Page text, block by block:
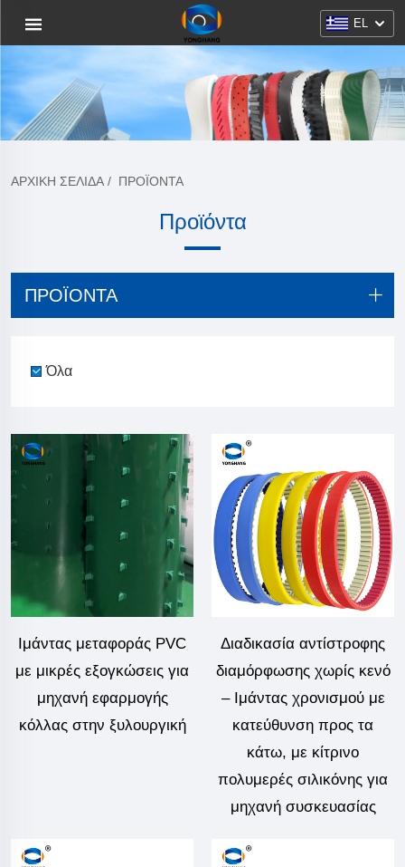
EL
ΑΡΧΙΚΉ ΣΕΛΊΔΑ / ΠΡΟΪΌΝΤΑ
Προϊόντα
ΠΡΟΪΌΝΤΑ
Όλα
Ιμάντας μεταφοράς PVC
με μικρές εξογκώσεις για
μηχανή εφαρμογής
κόλλας στην ξυλουργική
Διαδικασία αντίστροφης
διαμόρφωσης χωρίς κενό
– Ιμάντας χρονισμού με
κατεύθυνση προς τα
κάτω, με κίτρινο
πολυμερές σιλικόνης για
μηχανή συσκευασίας